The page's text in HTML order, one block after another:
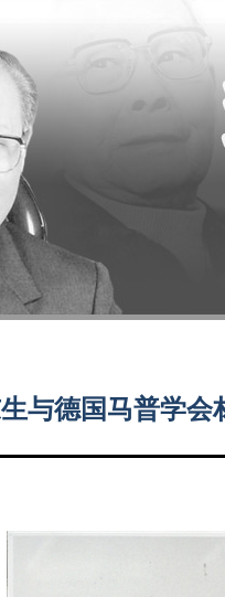
与德国马普学